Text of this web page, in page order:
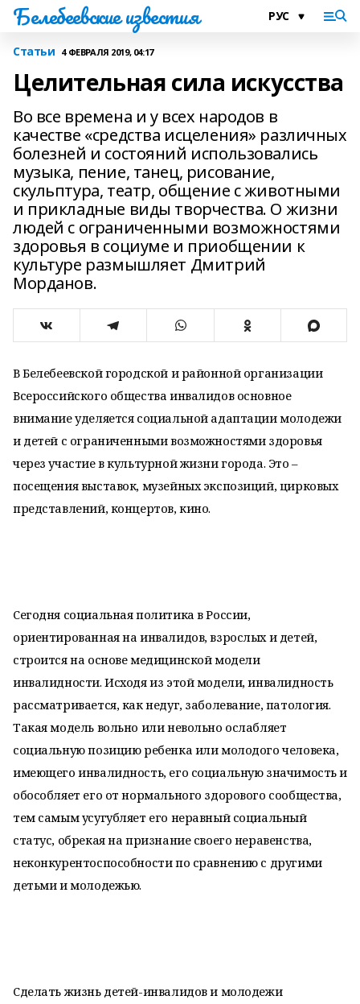
Белебеевские известия
Статьи 4 ФЕВРАЛЯ 2019, 04:17
Целительная сила искусства
Во все времена и у всех народов в
качестве «средства исцеления» различных
болезней и состояний использовались
музыка, пение, танец, рисование,
скульптура, театр, общение с животными
и прикладные виды творчества. О жизни
людей с ограниченными возможностями
здоровья в социуме и приобщении к
культуре размышляет Дмитрий
Морданов.
В Белебеевской городской и районной организации
Всероссийского общества инвалидов основное
внимание уделяется социальной адаптации молодежи
и детей с ограниченными возможностями здоровья
через участие в культурной жизни города. Это –
посещения выставок, музейных экспозиций, цирковых
представлений, концертов, кино.
Сегодня социальная политика в России,
ориентированная на инвалидов, взрослых и детей,
строится на основе медицинской модели
инвалидности. Исходя из этой модели, инвалидность
рассматривается, как недуг, заболевание, патология.
Такая модель вольно или невольно ослабляет
социальную позицию ребенка или молодого человека,
имеющего инвалидность, его социальную значимость и
обособляет его от нормального здорового сообщества,
тем самым усугубляет его неравный социальный
статус, обрекая на признание своего неравенства,
неконкурентоспособности по сравнению с другими
детьми и молодежью.
Сделать жизнь детей-инвалидов и молодежи